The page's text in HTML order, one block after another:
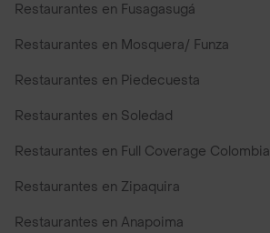
Restaurantes en Fusagasugá
Restaurantes en Mosquera/ Funza
Restaurantes en Piedecuesta
Restaurantes en Soledad
Restaurantes en Full Coverage Colombia
Restaurantes en Zipaquira
Restaurantes en Anapoima